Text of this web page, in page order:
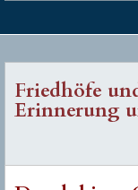
Friedhöfe
Erinnerung